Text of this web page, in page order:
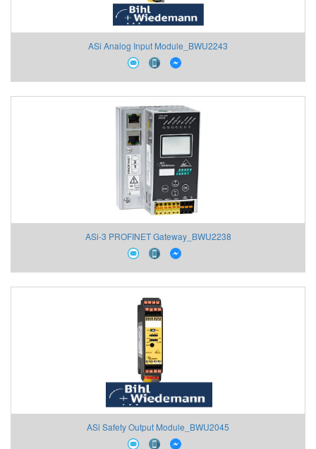
ASi Analog Input Module_BWU2243
ASi-3 PROFINET Gateway_BWU2238
ASi Safety Output Module_BWU2045